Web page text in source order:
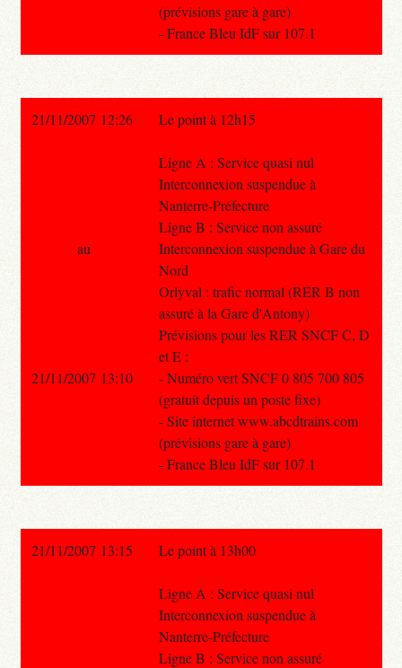
(prévisions gare à gare)
- France Bleu IdF sur 107.1
21/11/2007 12:26 Le point à 12h15
Ligne A : Service quasi nul
Interconnexion suspendue à
Nanterre-Préfecture
Ligne B : Service non assuré
Interconnexion suspendue à Gare du
Nord
Orlyval : trafic normal (RER B non
assuré à la Gare d'Antony)
Prévisions pour les RER SNCF C, D
et E :
- Numéro vert SNCF 0 805 700 805
(gratuit depuis un poste fixe)
- Site internet www.abcdtrains.com
(prévisions gare à gare)
- France Bleu IdF sur 107.1
au
21/11/2007 13:10
21/11/2007 13:15 Le point à 13h00
Ligne A : Service quasi nul
Interconnexion suspendue à
Nanterre-Préfecture
Ligne B : Service non assuré